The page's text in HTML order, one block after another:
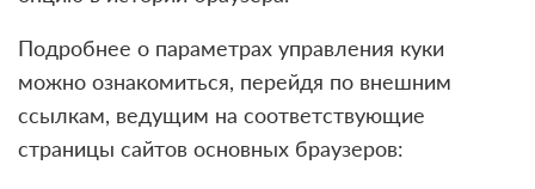
Подробнее о параметрах управления куки
можно ознакомиться, перейдя по внешним
ссылкам, ведущим на соответствующие
страницы сайтов основных браузеров: